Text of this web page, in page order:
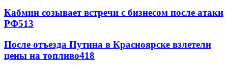
Кабмин созывает встречи с бизнесом после атаки
РФ513
После отъезда Путина в Красноярске взлетели
цены на топливо418